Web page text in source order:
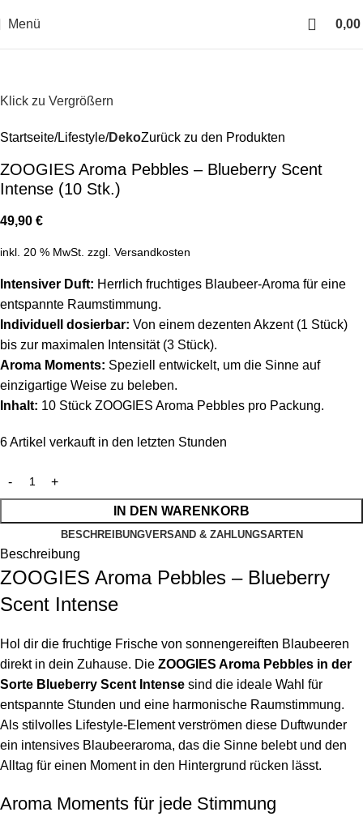
Menü 0,00
Klick zu Vergrößern
Startseite Lifestyle DekoZurück zu den Produkten
ZOOGIES Aroma Pebbles – Blueberry Scent
Intense (10 Stk.)
49,90 €
inkl. 20 % MwSt. zzgl. Versandkosten
Intensiver Duft: Herrlich fruchtiges Blaubeer-Aroma für eine
entspannte Raumstimmung.
Individuell dosierbar: Von einem dezenten Akzent (1 Stück)
bis zur maximalen Intensität (3 Stück).
Aroma Moments: Speziell entwickelt, um die Sinne auf
einzigartige Weise zu beleben.
Inhalt: 10 Stück ZOOGIES Aroma Pebbles pro Packung.
6Artikel verkauft in den letzten Stunden
IN DEN WARENKORB
BESCHREIBUNGVERSAND & ZAHLUNGSARTEN
Beschreibung
ZOOGIES Aroma Pebbles – Blueberry
Scent Intense
Hol dir die fruchtige Frische von sonnengereiften Blaubeeren
direkt in dein Zuhause. Die ZOOGIES Aroma Pebbles in der
Sorte Blueberry Scent Intense sind die ideale Wahl für
entspannte Stunden und eine harmonische Raumstimmung.
Als stilvolles Lifestyle-Element verströmen diese Duftwunder
ein intensives Blaubeeraroma, das die Sinne belebt und den
Alltag für einen Moment in den Hintergrund rücken lässt.
Aroma Moments für jede Stimmung